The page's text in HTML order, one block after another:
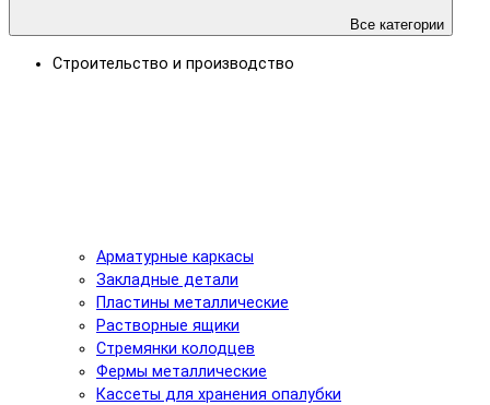
Все категории
Строительство и производство
Арматурные каркасы
Закладные детали
Пластины металлические
Растворные ящики
Стремянки колодцев
Фермы металлические
Кассеты для хранения опалубки